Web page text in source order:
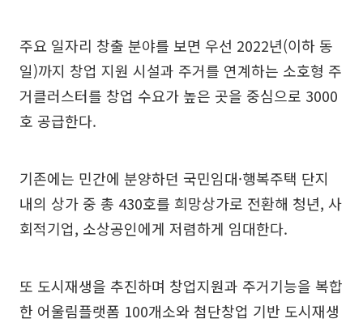
주요 일자리 창출 분야를 보면 우선 2022년(이하 동
일)까지 창업 지원 시설과 주거를 연계하는 소호형 주
거클러스터를 창업 수요가 높은 곳을 중심으로 3000
호 공급한다.
기존에는 민간에 분양하던 국민임대·행복주택 단지
내의 상가 중 총 430호를 희망상가로 전환해 청년, 사
회적기업, 소상공인에게 저렴하게 임대한다.
또 도시재생을 추진하며 창업지원과 주거기능을 복합
한 어울림플랫폼 100개소와 첨단창업 기반 도시재생